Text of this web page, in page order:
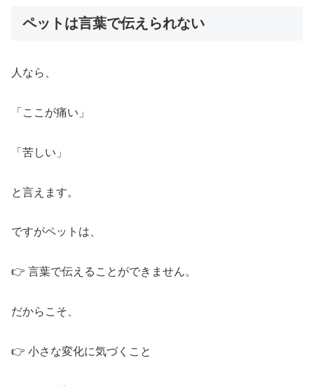
ペットは言葉で伝えられない
人なら、
「ここが痛い」
「苦しい」
と言えます。
ですがペットは、
👉 言葉で伝えることができません。
だからこそ、
👉 小さな変化に気づくこと